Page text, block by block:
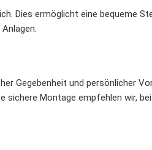
Dies ermöglicht eine bequeme
Gegebenheit und persönlicher
sichere Montage empfehlen wir, bei